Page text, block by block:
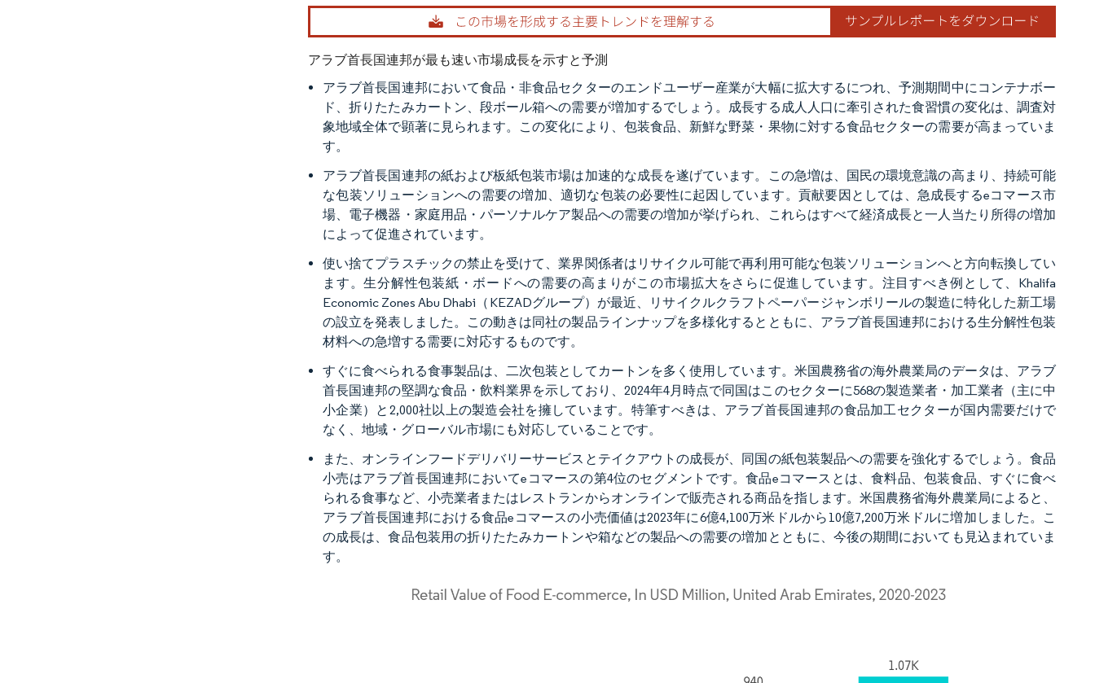
画像 © Mordor Intelligence。再利用にはCC BY 4.0の表示が必要です。
アラブ首長国連邦が最も速い市場成長を示すと予測
アラブ首長国連邦において食品・非食品セクターのエンドユーザー産業が大幅に拡大するにつれ、予測期間中にコンテナボー
ド、折りたたみカートン、段ボール箱への需要が増加するでしょう。成長する成人人口に牽引された食習慣の変化は、調査対
象地域全体で顕著に見られます。この変化により、包装食品、新鮮な野菜・果物に対する食品セクターの需要が高まっていま
す。
アラブ首長国連邦の紙および板紙包装市場は加速的な成長を遂げています。この急増は、国民の環境意識の高まり、持続可能
な包装ソリューションへの需要の増加、適切な包装の必要性に起因しています。貢献要因としては、急成長するeコマース市
場、電子機器・家庭用品・パーソナルケア製品への需要の増加が挙げられ、これらはすべて経済成長と一人当たり所得の増加
によって促進されています。
使い捨てプラスチックの禁止を受けて、業界関係者はリサイクル可能で再利用可能な包装ソリューションへと方向転換してい
ます。生分解性包装紙・ボードへの需要の高まりがこの市場拡大をさらに促進しています。注目すべき例として、Khalifa
Economic Zones Abu Dhabi（KEZADグループ）が最近、リサイクルクラフトペーパージャンボリールの製造に特化した新工場
の設立を発表しました。この動きは同社の製品ラインナップを多様化するとともに、アラブ首長国連邦における生分解性包装
材料への急増する需要に対応するものです。
すぐに食べられる食事製品は、二次包装としてカートンを多く使用しています。米国農務省の海外農業局のデータは、アラブ
首長国連邦の堅調な食品・飲料業界を示しており、2024年4月時点で同国はこのセクターに568の製造業者・加工業者（主に中
小企業）と2,000社以上の製造会社を擁しています。特筆すべきは、アラブ首長国連邦の食品加工セクターが国内需要だけで
なく、地域・グローバル市場にも対応していることです。
また、オンラインフードデリバリーサービスとテイクアウトの成長が、同国の紙包装製品への需要を強化するでしょう。食品
小売はアラブ首長国連邦においてeコマースの第4位のセグメントです。食品eコマースとは、食料品、包装食品、すぐに食べ
られる食事など、小売業者またはレストランからオンラインで販売される商品を指します。米国農務省海外農業局によると、
アラブ首長国連邦における食品eコマースの小売価値は2023年に6億4,100万米ドルから10億7,200万米ドルに増加しました。こ
の成長は、食品包装用の折りたたみカートンや箱などの製品への需要の増加とともに、今後の期間においても見込まれていま
す。